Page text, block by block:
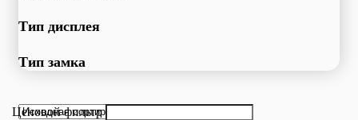
Тип дисплея
Тип замка
Ценовой фильтр